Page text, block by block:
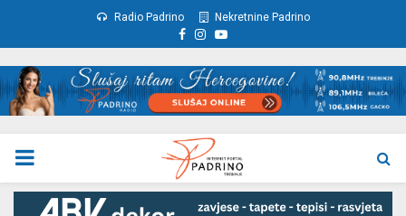
Radio Padrino Nekretnine Padrino
Facebook
Instagram
Youtube
PRIMARY
MENU